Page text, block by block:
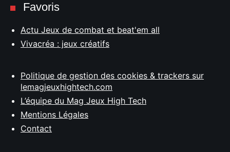
Favoris
Actu Jeux de combat et beat'em all
Vivacréa : jeux créatifs
Politique de gestion des cookies & trackers sur
lemagjeuxhightech.com
L’équipe du Mag Jeux High Tech
Mentions Légales
Contact